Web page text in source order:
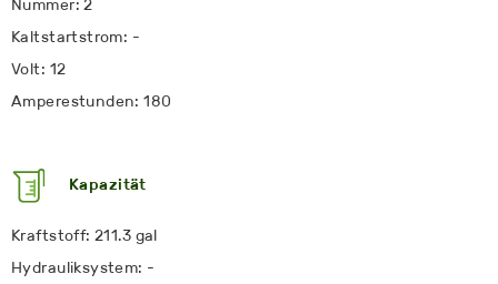
Nummer: 2
Kaltstartstrom: -
Volt: 12
Amperestunden: 180
Kapazität
Kraftstoff: 211.3 gal
Hydrauliksystem: -